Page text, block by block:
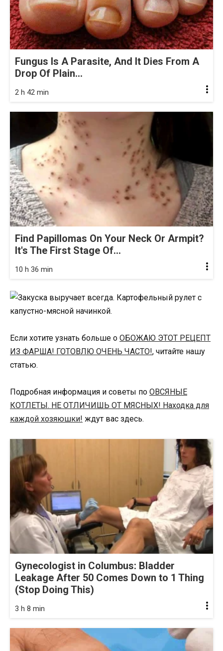
Fungus Is A Parasite, And It Dies From A
Drop Of Plain...
2 h 42 min
Find Papillomas On Your Neck Or Armpit?
It's The First Stage Of...
10 h 36 min
Если хотите узнать больше о ОБОЖАЮ ЭТОТ РЕЦЕПТ
ИЗ ФАРША! ГОТОВЛЮ ОЧЕНЬ ЧАСТО!, читайте нашу
статью.
Подробная информация и советы по ОВСЯНЫЕ
КОТЛЕТЫ. НЕ ОТЛИЧИШЬ ОТ МЯСНЫХ! Находка для
каждой хозяюшки! ждут вас здесь.
Gynecologist in Columbus: Bladder
Leakage After 50 Comes Down to 1 Thing
(Stop Doing This)
3 h 8 min